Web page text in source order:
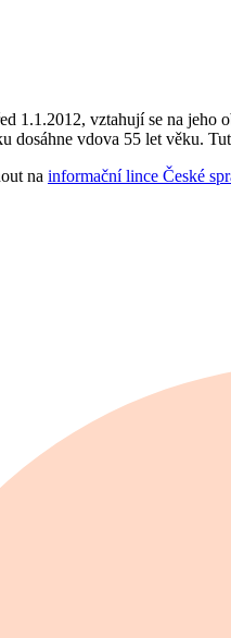
1.1.2012, vztahují se na jeho
dosáhne vdova 55 let věku.
na informační lince České